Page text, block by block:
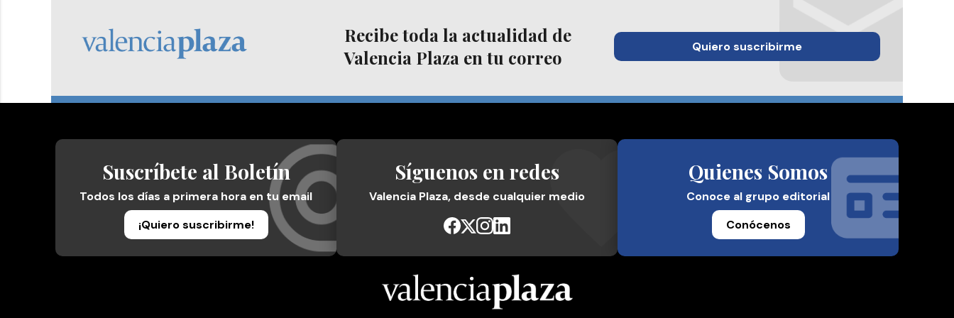
Recibe toda la actualidad de
Valencia Plaza en tu correo
Quiero suscribirme
Suscríbete al Boletín
Todos los días a primera hora en tu email
¡Quiero suscribirme!
Síguenos en redes
Valencia Plaza, desde cualquier medio
Quienes Somos
Conoce al grupo editorial
Conócenos